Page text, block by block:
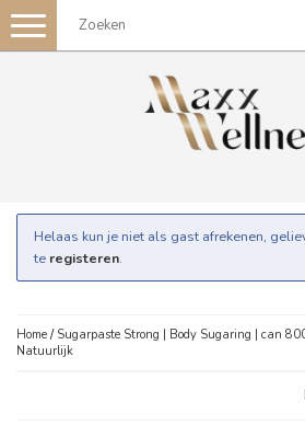
Toggle
navigation
Helaas kun je niet als gast afrekenen,
te registeren.
Home / Sugarpaste Strong | Body Sugaring | can
Natuurlijk